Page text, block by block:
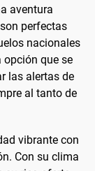
aventura
perfectas
nacionales
opción que se
las alertas de
al tanto de
vibrante con
Con su clima